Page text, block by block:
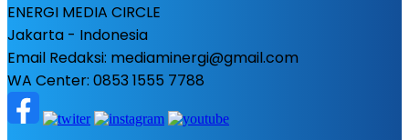
ENERGI MEDIA CIRCLE
Jakarta - Indonesia
Email Redaksi: mediaminergi@gmail.com
WA Center: 0853 1555 7788